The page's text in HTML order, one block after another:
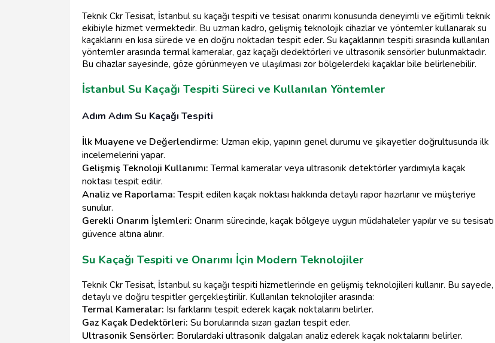
Teknik Ckr Tesisat, İstanbul su kaçağı tespiti ve tesisat onarımı konusunda deneyimli ve eğitimli teknik
ekibiyle hizmet vermektedir. Bu uzman kadro, gelişmiş teknolojik cihazlar ve yöntemler kullanarak su
kaçaklarını en kısa sürede ve en doğru noktadan tespit eder. Su kaçaklarının tespiti sırasında kullanılan
yöntemler arasında termal kameralar, gaz kaçağı dedektörleri ve ultrasonik sensörler bulunmaktadır.
Bu cihazlar sayesinde, göze görünmeyen ve ulaşılması zor bölgelerdeki kaçaklar bile belirlenebilir.
İstanbul Su Kaçağı Tespiti Süreci ve Kullanılan Yöntemler
Adım Adım Su Kaçağı Tespiti
İlk Muayene ve Değerlendirme: Uzman ekip, yapının genel durumu ve şikayetler doğrultusunda ilk
incelemelerini yapar.
Gelişmiş Teknoloji Kullanımı:Termal kameralar veya ultrasonik detektörler yardımıyla kaçak
noktası tespit edilir.
Analiz ve Raporlama:Tespit edilen kaçak noktası hakkında detaylı rapor hazırlanır ve müşteriye
sunulur.
Gerekli Onarım İşlemleri: Onarım sürecinde, kaçak bölgeye uygun müdahaleler yapılır ve su tesisatı
güvence altına alınır.
Su Kaçağı Tespiti ve Onarımı İçin Modern Teknolojiler
Teknik Ckr Tesisat, İstanbul su kaçağı tespiti hizmetlerinde en gelişmiş teknolojileri kullanır. Bu sayede,
detaylı ve doğru tespitler gerçekleştirilir. Kullanılan teknolojiler arasında:
Termal Kameralar: Isı farklarını tespit ederek kaçak noktalarını belirler.
Gaz Kaçak Dedektörleri: Su borularında sızan gazları tespit eder.
Ultrasonik Sensörler: Borulardaki ultrasonik dalgaları analiz ederek kaçak noktalarını belirler.